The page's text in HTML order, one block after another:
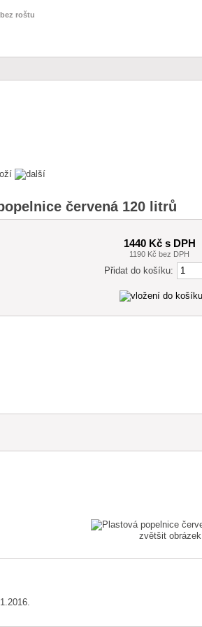
roštu
červená 120 litrů
1440 Kč s DPH
1190 Kč bez DPH
Přidat do košíku:
zvětšit obrázek